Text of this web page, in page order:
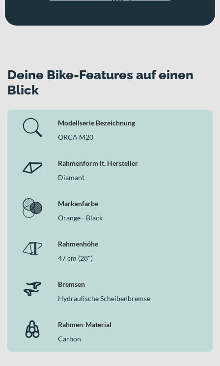
Deine Bike-Features auf einen
Blick
Modellserie Bezeichnung
ORCA M20
Rahmenform lt. Hersteller
Diamant
Markenfarbe
Orange - Black
Rahmenhöhe
47 cm (28")
Bremsen
Hydraulische Scheibenbremse
Rahmen-Material
Carbon